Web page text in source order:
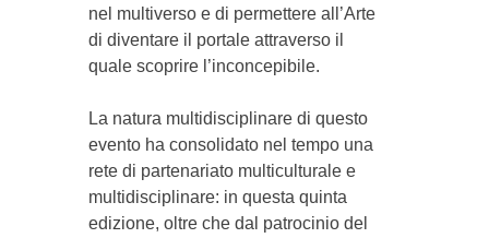
nel multiverso e di permettere all’Arte
di diventare il portale attraverso il
quale scoprire l’inconcepibile.
La natura multidisciplinare di questo
evento ha consolidato nel tempo una
rete di partenariato multiculturale e
multidisciplinare: in questa quinta
edizione, oltre che dal patrocinio del